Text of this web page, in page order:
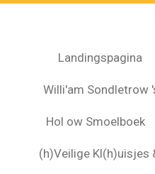
Landingspagina
Willi'am Sondletrow
Hol ow Smoelboek
(h)Veilige Kl(h)uisjes